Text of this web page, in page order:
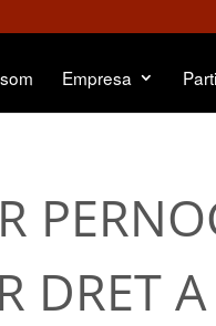
Empresa
DRET A